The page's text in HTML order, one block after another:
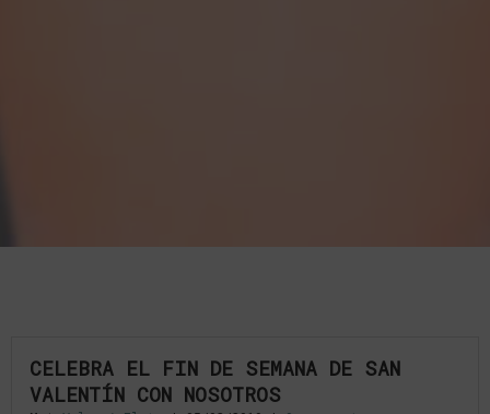
CELEBRA EL FIN DE SEMANA DE SAN
VALENTÍN CON NOSOTROS